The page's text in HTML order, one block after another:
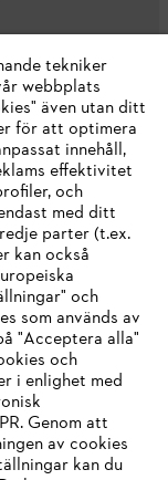
tekniker
webbplats
även utan ditt
för att optimera
innehåll,
effektivitet
och
med ditt
parter (t.ex.
kan också
och
som används av
"Acceptera alla"
och
i enlighet med
Genom att
av cookies
kan du